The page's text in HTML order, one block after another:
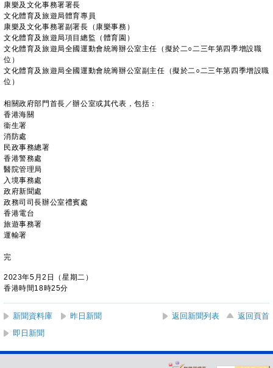
康樂及文化事務署署長
文化體育及旅遊局體育專員
康樂及文化事務署副署長（康樂事務）
文化體育及旅遊局項目總監（體育園）
文化體育及旅遊局全國運動會統籌辦公室主任（擬於二○二三年第四季增設職
位）
文化體育及旅遊局全國運動會統籌辦公室副主任（擬於二○二三年第四季增設職
位）
相關政府部門首長／辦公室或其代表，包括：
香港海關
衞生署
消防處
民政事務總署
香港警務處
醫院管理局
入境事務處
政府新聞處
政務司司長辦公室禮賓處
香港電台
旅遊事務署
運輸署
完
2023年5月2日（星期二）
香港時間18時25分
新聞資料庫 昨日新聞 返回新聞列表
返回頁首
即日新聞